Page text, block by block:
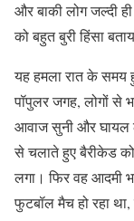
और बाकी लोग जल्दी
को बहुत बुरी हिंसा
यह हमला रात के समय
पॉपुलर जगह, लोगों से
आवाज सुनी और घायल
से चलाते हुए बैरीकेड
लगा। फिर वह आदमी
फुटबॉल मैच हो रहा